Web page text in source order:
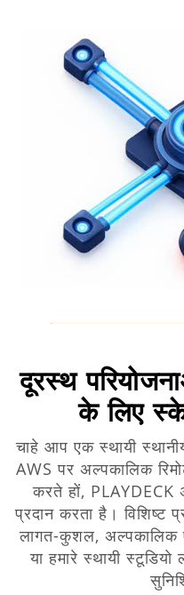
दूरस्थ
के लिए
चाहे आप एक स्थायी
AWS पर अल्पकालिक
करते हों, PLAYDECK
प्रदान करता है। विशिष्ट
लागत-कुशल, अल्पकालिक
या हमारे स्थायी